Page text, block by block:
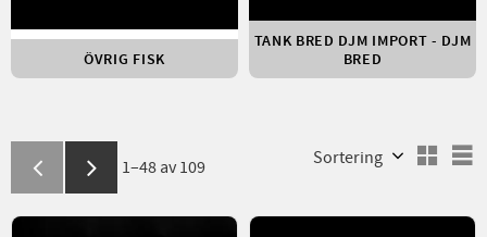
ÖVRIG FISK
TANK BRED DJM IMPORT - DJM
BRED
1–48 av 109